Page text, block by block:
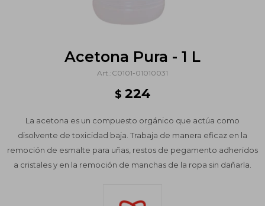
Acetona Pura - 1 L
C0101-01010031
$ 224
La acetona es un compuesto orgánico que actúa como
disolvente de toxicidad baja. Trabaja de manera eficaz en la
remoción de esmalte para uñas, restos de pegamento adheridos
a cristales y en la remoción de manchas de la ropa sin dañarla.